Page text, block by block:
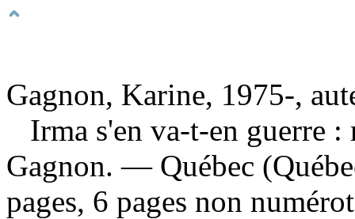
Gagnon, Karine, 1975-,
Irma s'en va-t-en guerre
Gagnon. — Québec
pages, 6 pages non